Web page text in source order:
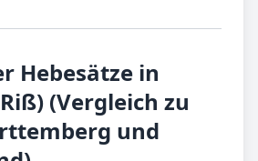
Hebesätze in
(Vergleich zu
und